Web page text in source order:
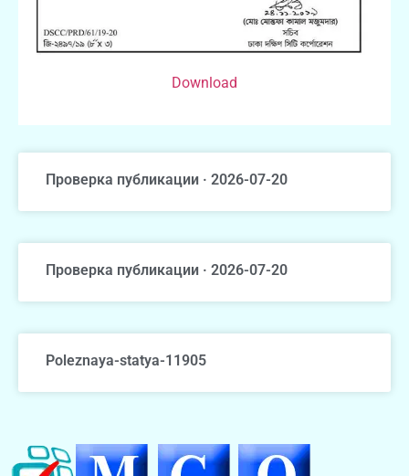
Download
Проверка публикации · 2026-07-20
Проверка публикации · 2026-07-20
Poleznaya-statya-11905